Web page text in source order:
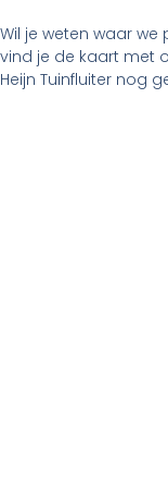
Wil je weten waar we
vind je de kaart met
Heijn Tuinfluiter nog